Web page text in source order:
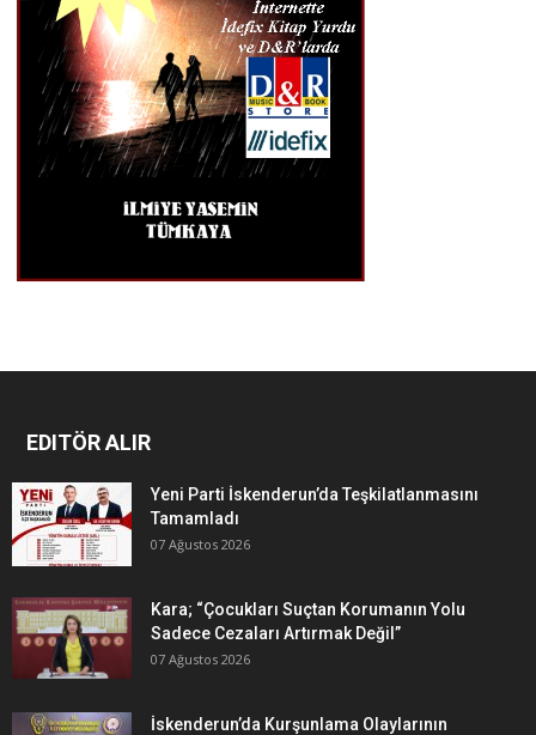
EDITÖR ALIR
Yeni Parti İskenderun’da Teşkilatlanmasını
Tamamladı
07 Ağustos 2026
Kara; “Çocukları Suçtan Korumanın Yolu
Sadece Cezaları Artırmak Değil”
07 Ağustos 2026
İskenderun’da Kurşunlama Olaylarının